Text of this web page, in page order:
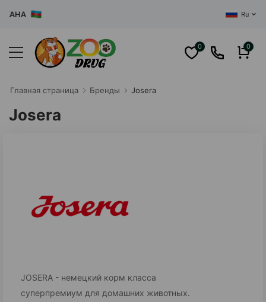
Ru
0 0
Главная cтраница Бренды Josera
Josera
JOSERA - немецкий корм класса
суперпремиум для домашних животных.